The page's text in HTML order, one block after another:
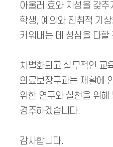
아울러 효와 지성을 갖
학생, 예의와 진취적 기
키워내는 데 성심을 다할
차별화되고 실무적인 교
의료보장구과는 재활에
위한 연구와 실천을 위해
경주하겠습니다.
감사합니다.